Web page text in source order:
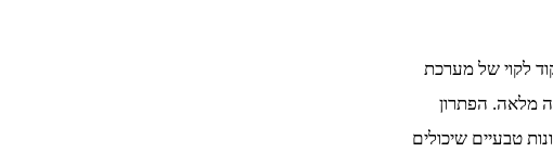
לקוי של מערכת
מלאה. הפתרון
טבעיים שיכולים